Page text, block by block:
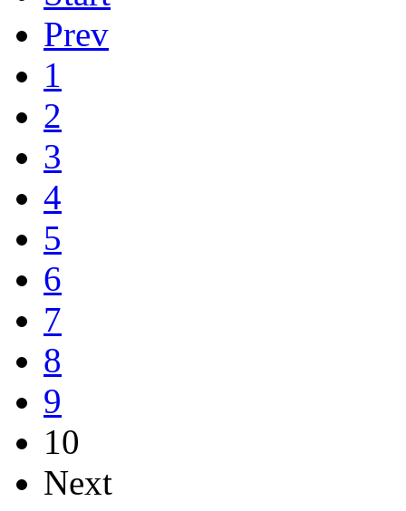
Prev
1
2
3
4
5
6
7
8
9
10
Next